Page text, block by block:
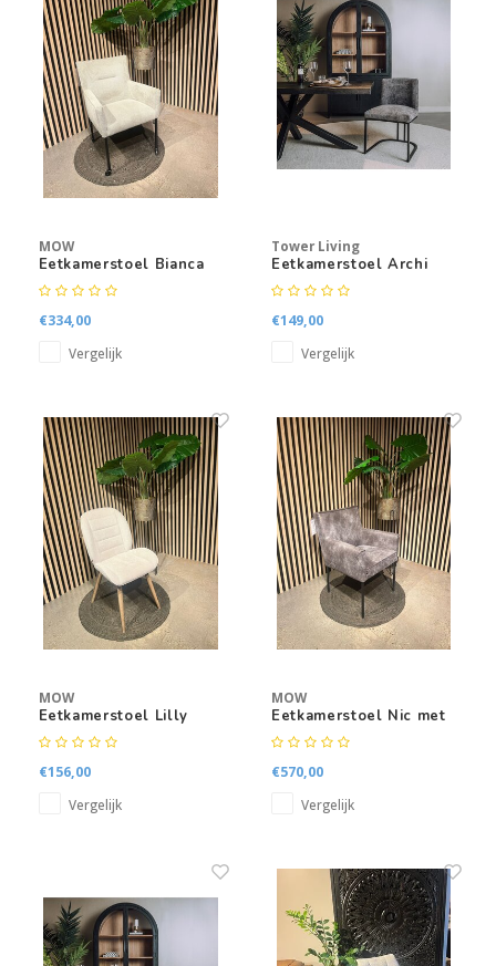
MOW
Eetkamerstoel Bianca
€334,00
Vergelijk
Tower Living
Eetkamerstoel Archi
€149,00
Vergelijk
MOW
Eetkamerstoel Lilly
€156,00
Vergelijk
MOW
Eetkamerstoel Nic met
armleuning
€570,00
Vergelijk